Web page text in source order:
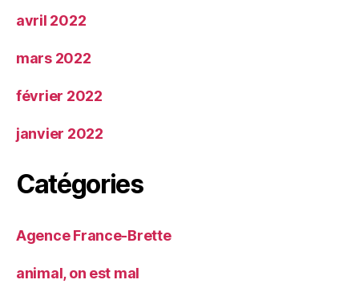
avril 2022
mars 2022
février 2022
janvier 2022
Catégories
Agence France-Brette
animal, on est mal